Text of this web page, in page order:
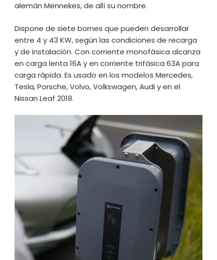
alemán Mennekes, de allí su nombre.
Dispone de siete bornes que pueden desarrollar
entre 4 y 43 KW, según las condiciones de recarga
y de instalación. Con corriente monofásica alcanza
en carga lenta 16A y en corriente trifásica 63A para
carga rápida. Es usado en los modelos Mercedes,
Tesla, Porsche, Volvo, Volkswagen, Audi y en el
Nissan Leaf 2018.